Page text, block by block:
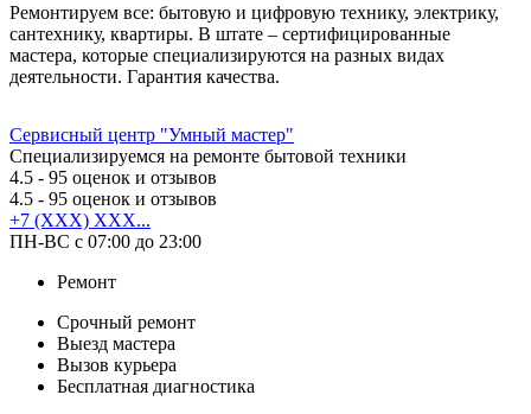
Ремонтируем все: бытовую и цифровую технику, электрику,
сантехнику, квартиры. В штате – сертифицированные
мастера, которые специализируются на разных видах
деятельности. Гарантия качества.
Сервисный центр "Умный мастер"
Специализируемся на ремонте бытовой техники
4.5 - 95 оценок и отзывов
4.5 - 95 оценок и отзывов
+7 (XXX) XXX...
ПН-ВС с 07:00 до 23:00
Ремонт
Срочный ремонт
Выезд мастера
Вызов курьера
Бесплатная диагностика